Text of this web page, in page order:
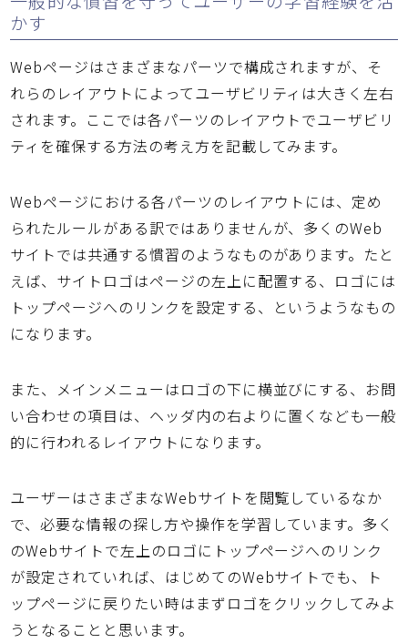
かす
Webページはさまざまなパーツで構成されますが、そ
れらのレイアウトによってユーザビリティは大きく左右
されます。ここでは各パーツのレイアウトでユーザビリ
ティを確保する方法の考え方を記載してみます。
Webページにおける各パーツのレイアウトには、定め
られたルールがある訳ではありませんが、多くのWeb
サイトでは共通する慣習のようなものがあります。たと
えば、サイトロゴはページの左上に配置する、ロゴには
トップページへのリンクを設定する、というようなもの
になります。
また、メインメニューはロゴの下に横並びにする、お問
い合わせの項目は、ヘッダ内の右よりに置くなども一般
的に行われるレイアウトになります。
ユーザーはさまざまなWebサイトを閲覧しているなか
で、必要な情報の探し方や操作を学習しています。多く
のWebサイトで左上のロゴにトップページへのリンク
が設定されていれば、はじめてのWebサイトでも、ト
ップページに戻りたい時はまずロゴをクリックしてみよ
うとなることと思います。